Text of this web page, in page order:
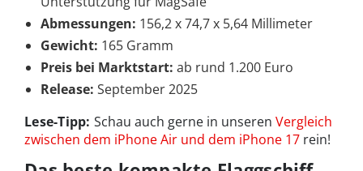
Abmessungen: 156,2 x 74,7 x 5,64 Millimeter
Gewicht: 165 Gramm
Preis bei Marktstart: ab rund 1.200 Euro
Release: September 2025
Lese-Tipp: Schau auch gerne in unseren Vergleich
zwischen dem iPhone Air und dem iPhone 17 rein!